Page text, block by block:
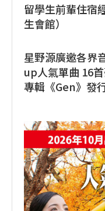
留學生前輩住宿
生會館）
星野源廣邀各界
up人氣單曲 16
專輯《Gen》發